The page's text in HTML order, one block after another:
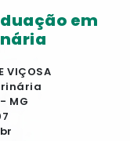
em
VIÇOSA
MG